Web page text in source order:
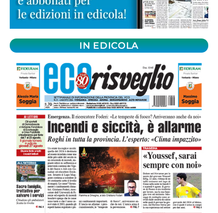
IN EDICOLA